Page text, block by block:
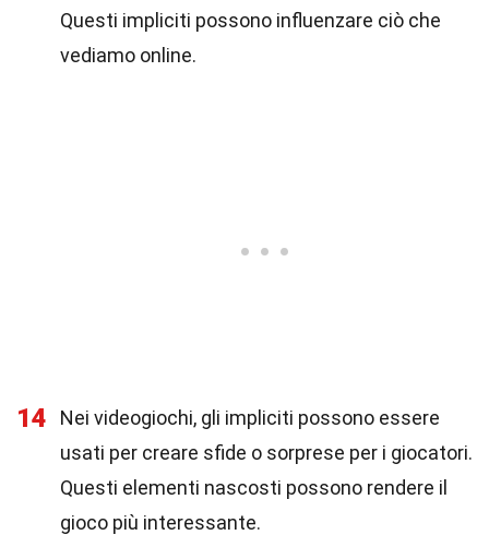
Questi impliciti possono influenzare ciò che
vediamo online.
14
Nei videogiochi, gli impliciti possono essere
usati per creare sfide o sorprese per i giocatori.
Questi elementi nascosti possono rendere il
gioco più interessante.